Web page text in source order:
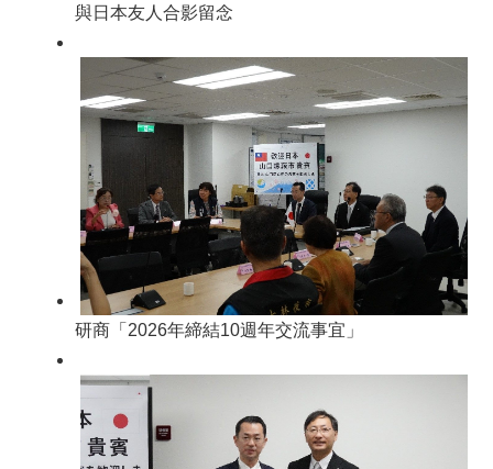
與日本友人合影留念
研商「2026年締結10週年交流事宜」